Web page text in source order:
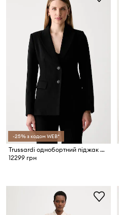
-25% з кодом WEB*
Trussardi однобортний піджак жіночий
12299 грн